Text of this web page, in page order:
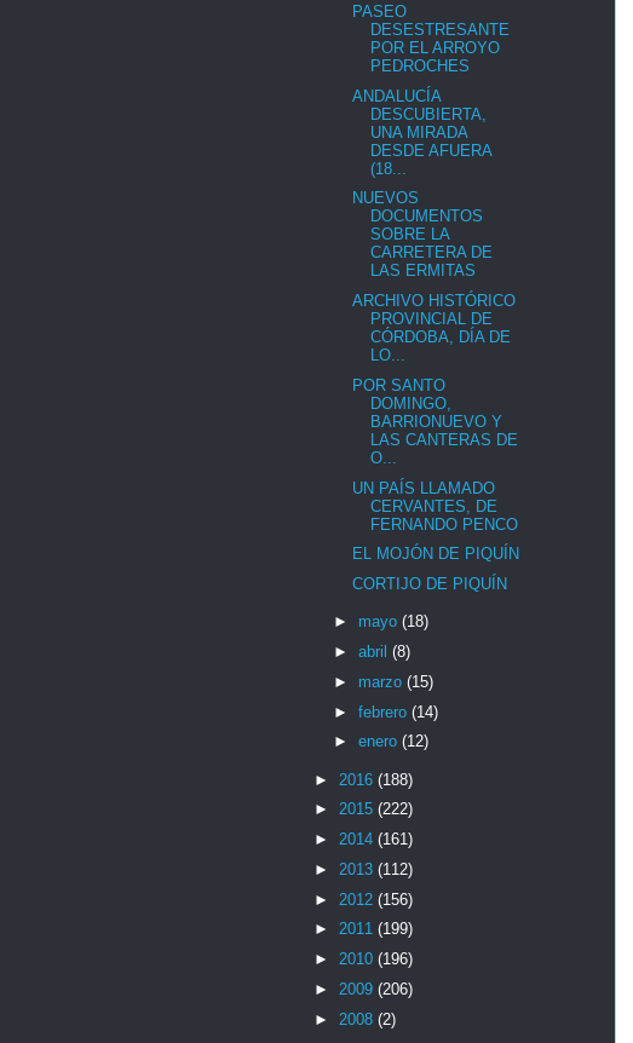
PASEO
DESESTRESANTE
POR EL ARROYO
PEDROCHES
ANDALUCÍA
DESCUBIERTA,
UNA MIRADA
DESDE AFUERA
(18...
NUEVOS
DOCUMENTOS
SOBRE LA
CARRETERA DE
LAS ERMITAS
ARCHIVO HISTÓRICO
PROVINCIAL DE
CÓRDOBA, DÍA DE
LO...
POR SANTO
DOMINGO,
BARRIONUEVO Y
LAS CANTERAS DE
O...
UN PAÍS LLAMADO
CERVANTES, DE
FERNANDO PENCO
EL MOJÓN DE PIQUÍN
CORTIJO DE PIQUÍN
► mayo (18)
► abril (8)
► marzo (15)
► febrero (14)
► enero (12)
► 2016 (188)
► 2015 (222)
► 2014 (161)
► 2013 (112)
► 2012 (156)
► 2011 (199)
► 2010 (196)
► 2009 (206)
► 2008 (2)